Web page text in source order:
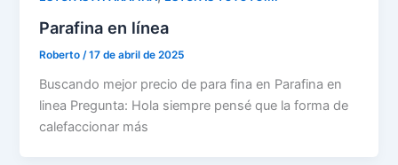
Parafina en línea
Roberto/17 de abril de 2025
Buscando mejor precio de para fina en Parafina en
linea Pregunta: Hola siempre pensé que la forma de
calefaccionar más